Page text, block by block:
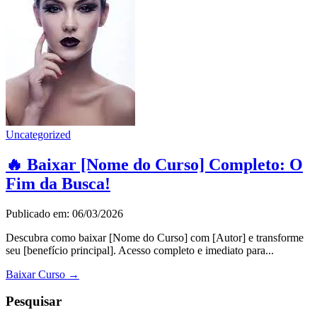
Uncategorized
🔥 Baixar [Nome do Curso] Completo: O
Fim da Busca!
Publicado em: 06/03/2026
Descubra como baixar [Nome do Curso] com [Autor] e transforme
seu [benefício principal]. Acesso completo e imediato para...
Baixar Curso →
Pesquisar